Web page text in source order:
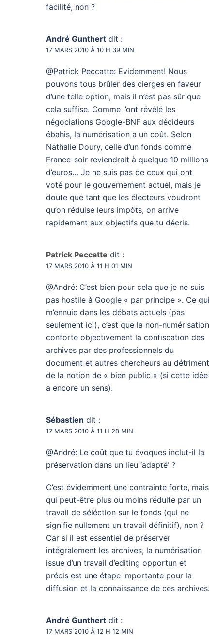
facilité, non ?
André Gunthert dit :
17 MARS 2010 À 10 H 39 MIN
@Patrick Peccatte: Evidemment! Nous
pouvons tous brûler des cierges en faveur
d’une telle option, mais il n’est pas sûr que
cela suffise. Comme l’ont révélé les
négociations Google-BNF aux décideurs
ébahis, la numérisation a un coût. Selon
Nathalie Doury, celle d’un fonds comme
France-soir reviendrait à quelque 10 millions
d’euros… Je ne suis pas de ceux qui ont
voté pour le gouvernement actuel, mais je
doute que tant que les électeurs voudront
qu’on réduise leurs impôts, on arrive
rapidement aux objectifs que tu décris.
Patrick Peccatte dit :
17 MARS 2010 À 11 H 01 MIN
@André: C’est bien pour cela que je ne suis
pas hostile à Google « par principe ». Ce qui
m’ennuie dans les débats actuels (pas
seulement ici), c’est que la non-numérisation
conforte objectivement la confiscation des
archives par des professionnels du
document et autres chercheurs au détriment
de la notion de « bien public » (si cette idée
a encore un sens).
Sébastien dit :
17 MARS 2010 À 11 H 28 MIN
@André: Le coût que tu évoques inclut-il la
préservation dans un lieu ‘adapté’ ?
C’est évidemment une contrainte forte, mais
qui peut-être plus ou moins réduite par un
travail de séléction sur le fonds (qui ne
signifie nullement un travail définitif), non ?
Car si il est essentiel de préserver
intégralement les archives, la numérisation
issue d’un travail d’editing opportun et
précis est une étape importante pour la
diffusion et la connaissance de ces archives.
André Gunthert dit :
17 MARS 2010 À 12 H 12 MIN